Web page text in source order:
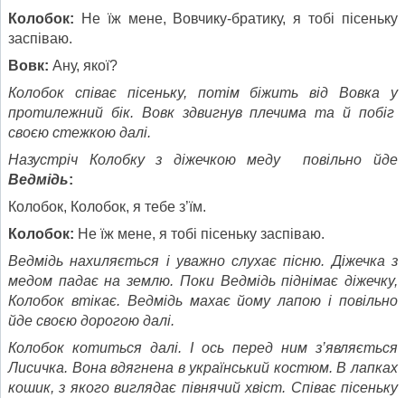
Колобок: Не їж мене, Вовчику-братику, я тобі пісеньку
заспіваю.
Вовк: Ану, якої?
Колобок співає пісеньку, потім біжить від Вовка у
протилежний бік. Вовк здвигнув плечима та й побіг
своєю стежкою далі.
Назустріч Колобку з діжечкою меду повільно йде
Ведмідь:
Колобок, Колобок, я тебе з’їм.
Колобок: Не їж мене, я тобі пісеньку заспіваю.
Ведмідь нахиляється і уважно слухає пісню. Діжечка з
медом падає на землю. Поки Ведмідь піднімає діжечку,
Колобок втікає. Ведмідь махає йому лапою і повільно
йде своєю дорогою далі.
Колобок котиться далі. І ось перед ним з’являється
Лисичка. Вона вдягнена в український костюм. В лапках
кошик, з якого виглядає півнячий хвіст. Співає пісеньку